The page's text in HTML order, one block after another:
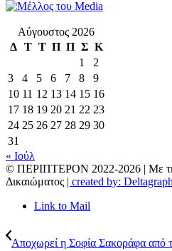
Αύγουστος 2026
Δ Τ Τ Π Π Σ Κ
1
2
3
4 5 6 7 8
9
10 11 12 13 14 15 16
17 18 19 20 21 22 23
24 25 26 27 28 29 30
31
« Ιούλ
© ΠΕΡΙΠΤΕΡΟΝ 2022-2026 | Με
Δικαιώματος | created by:
Link to Mail
Αποχωρεί η Σοφία Σακοράφα